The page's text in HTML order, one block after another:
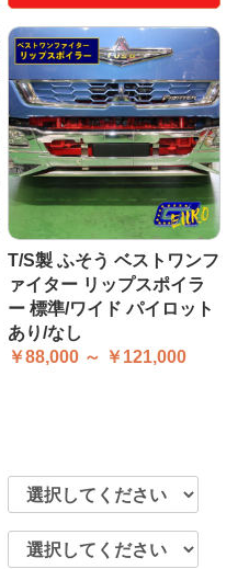
T/S製 ふそう ベストワンフ
ァイター リップスポイラ
ー 標準/ワイド パイロット
あり/なし
￥88,000 ～ ￥121,000